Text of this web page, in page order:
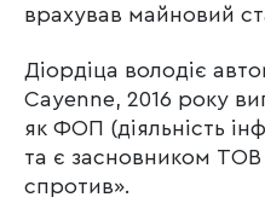
врахував майновий
Діордіца володіє
Cayenne, 2016 року
як ФОП (діяльність
та є засновником
спротив».